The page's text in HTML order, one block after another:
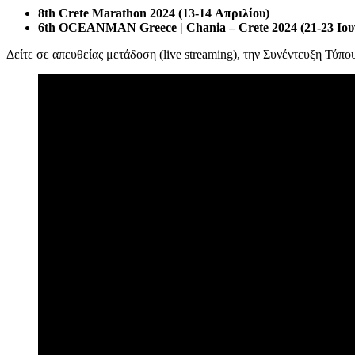
8th Crete Marathon 2024 (13-14 Απριλίου)
6th OCEANMAN Greece | Chania – Crete 2024 (21-23
Δείτε σε απευθείας μετάδοση (live streaming), την Συνέντευξη